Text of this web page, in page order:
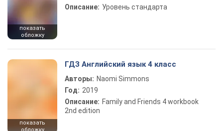
показать
обложку
Описание: Уровень стандарта
показать
ГДЗ Английский язык 4 класс
Авторы: Naomi Simmons
Год: 2019
Описание: Family and Friends 4 workbook
2nd edition